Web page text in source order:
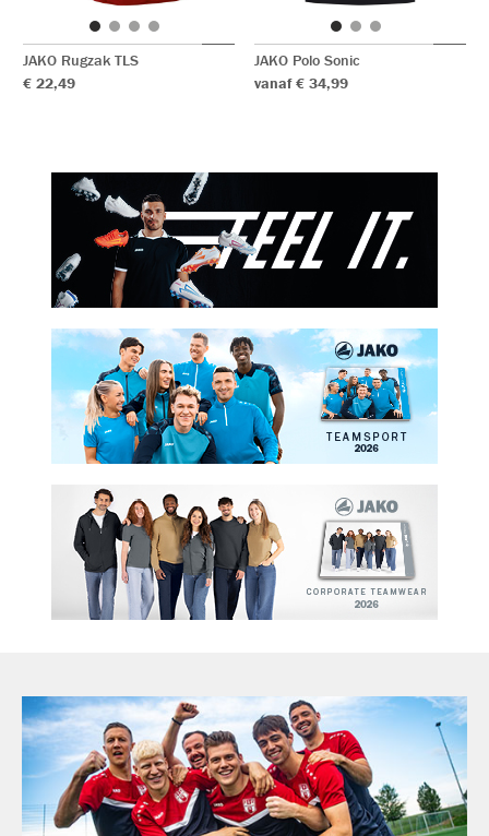
JAKO Rugzak TLS
€ 22,49
JAKO Polo Sonic
vanaf € 34,99